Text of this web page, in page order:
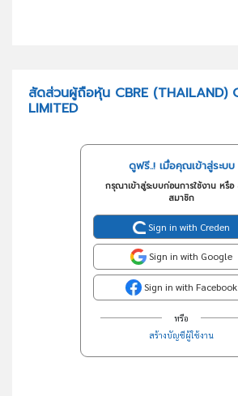
สัดส่วนผู้ถือหุ้น CBRE (THAILAND)
LIMITED
ดูฟรี..! เมื่อคุณเข้าสู่ระบบ
กรุณาเข้าสู่ระบบก่อนการใช้งาน หรือ
สมาชิก
Sign in with Creden
Sign in with Google
Sign in with Facebook
หรือ
สร้างบัญชีผู้ใช้งาน